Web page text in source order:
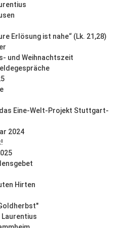
Erlösung ist nahe“ (Lk. 21,28)
und Weihnachtszeit
Eine-Welt-Projekt Stuttgart-
2024
Hirten